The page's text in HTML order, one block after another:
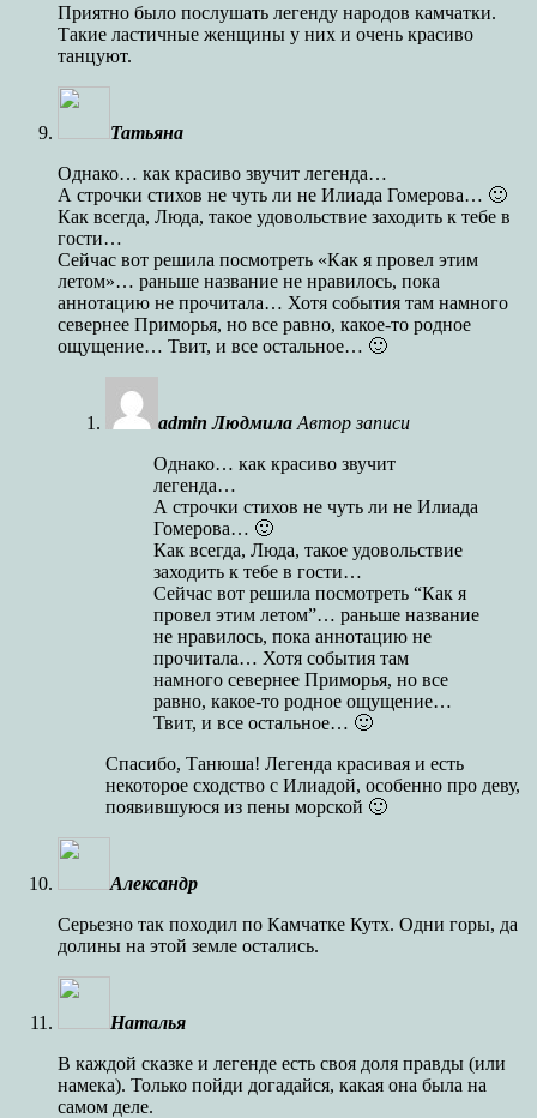
Приятно было послушать легенду народов камчатки.
Такие ластичные женщины у них и очень красиво
танцуют.
Татьяна
Однако… как красиво звучит легенда…
А строчки стихов не чуть ли не Илиада Гомерова… 🙂
Как всегда, Люда, такое удовольствие заходить к тебе в
гости…
Сейчас вот решила посмотреть «Как я провел этим
летом»… раньше название не нравилось, пока
аннотацию не прочитала… Хотя события там намного
севернее Приморья, но все равно, какое-то родное
ощущение… Твит, и все остальное… 🙂
admin Людмила Автор записи
Однако… как красиво звучит
легенда…
А строчки стихов не чуть ли не Илиада
Гомерова… 🙂
Как всегда, Люда, такое удовольствие
заходить к тебе в гости…
Сейчас вот решила посмотреть “Как я
провел этим летом”… раньше название
не нравилось, пока аннотацию не
прочитала… Хотя события там
намного севернее Приморья, но все
равно, какое-то родное ощущение…
Твит, и все остальное… 🙂
Спасибо, Танюша! Легенда красивая и есть
некоторое сходство с Илиадой, особенно про деву,
появившуюся из пены морской 🙂
Александр
Серьезно так походил по Камчатке Кутх. Одни горы, да
долины на этой земле остались.
Наталья
В каждой сказке и легенде есть своя доля правды (или
намека). Только пойди догадайся, какая она была на
самом деле.